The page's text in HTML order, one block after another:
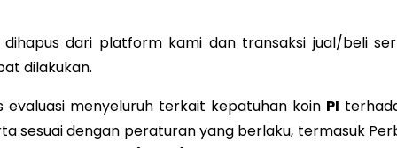
dari platform kami dan transaksi jual/beli
dilakukan.
evaluasi menyeluruh terkait kepatuhan koin PI
sesuai dengan peraturan yang berlaku, termasuk